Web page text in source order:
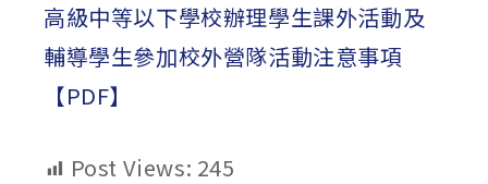
高級中等以下學校辦理學生課外活動及
輔導學生參加校外營隊活動注意事項
【PDF】
Post Views: 245